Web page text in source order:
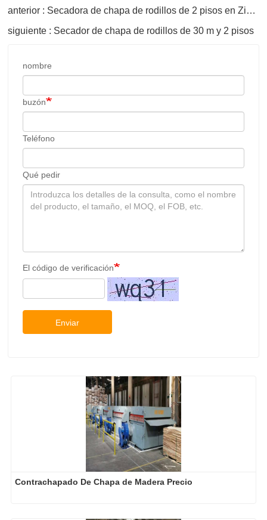
anterior : Secadora de chapa de rodillos de 2 pisos en Zimbabwe
siguiente : Secador de chapa de rodillos de 30 m y 2 pisos
nombre
buzón
Teléfono
Qué pedir
El código de verificación
Enviar
Contrachapado De Chapa de Madera Precio